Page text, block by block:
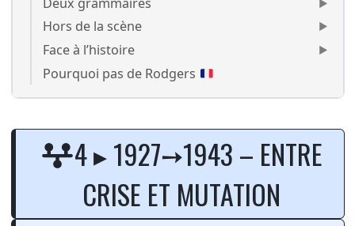
Hors de la scène
Face à l’histoire
Pourquoi pas de Rodgers
Cole Porter The New Yorkers
4 ▸ 1927➙1943 – ENTRE
CRISE ET MUTATION